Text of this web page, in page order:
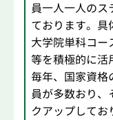
員一人一人のス
ております。具
大学院単科コー
等を積極的に活
毎年、国家資格
員が多数おり、
クアップしてお